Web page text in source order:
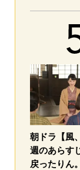
朝ドラ【風
週のあらす
戻ったりん